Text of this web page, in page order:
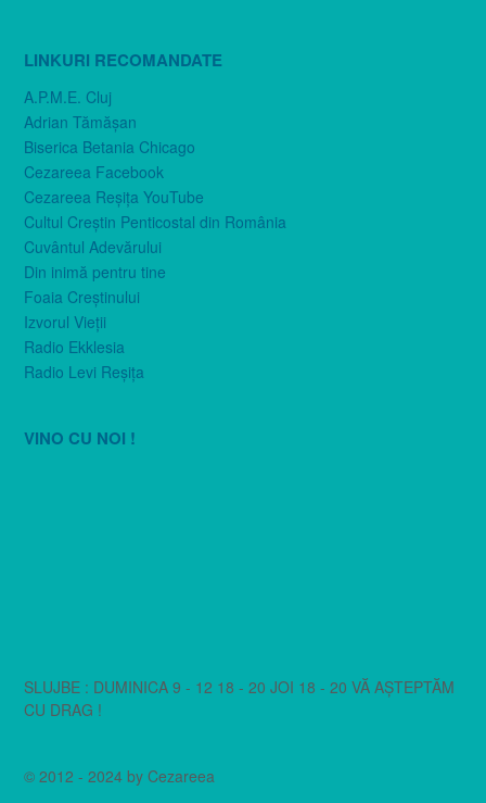
LINKURI RECOMANDATE
A.P.M.E. Cluj
Adrian Tămăşan
Biserica Betania Chicago
Cezareea Facebook
Cezareea Reşiţa YouTube
Cultul Creştin Penticostal din România
Cuvântul Adevărului
Din inimă pentru tine
Foaia Creştinului
Izvorul Vieţii
Radio Ekklesia
Radio Levi Reşiţa
VINO CU NOI !
SLUJBE : DUMINICA 9 - 12 18 - 20 JOI 18 - 20 VĂ AȘTEPTĂM
CU DRAG !
© 2012 - 2024 by Cezareea